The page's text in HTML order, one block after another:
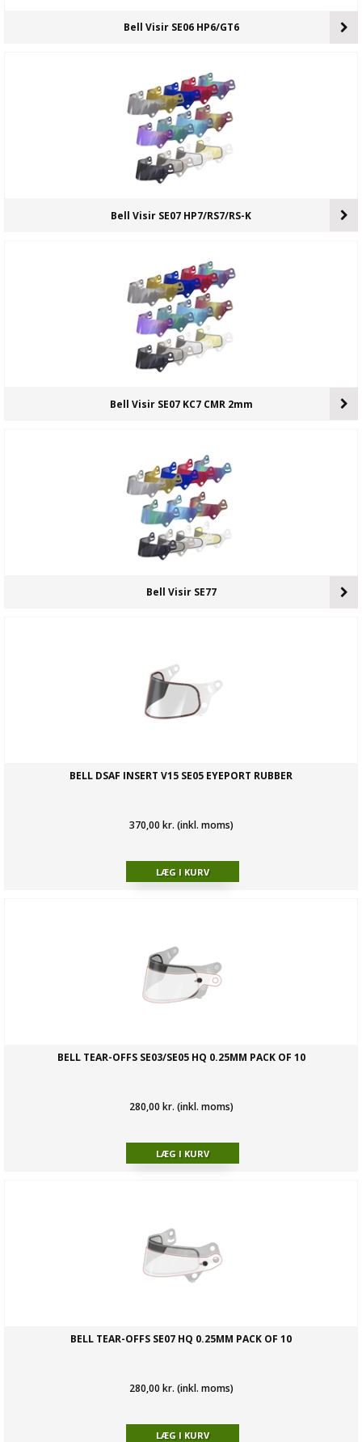
Bell Visir SE06 HP6/GT6
Bell Visir SE07 HP7/RS7/RS-K
Bell Visir SE07 KC7 CMR 2mm
Bell Visir SE77
BELL DSAF INSERT V15 SE05 EYEPORT RUBBER
370,00 kr. (inkl. moms)
BELL TEAR-OFFS SE03/SE05 HQ 0.25MM PACK OF 10
280,00 kr. (inkl. moms)
BELL TEAR-OFFS SE07 HQ 0.25MM PACK OF 10
280,00 kr. (inkl. moms)